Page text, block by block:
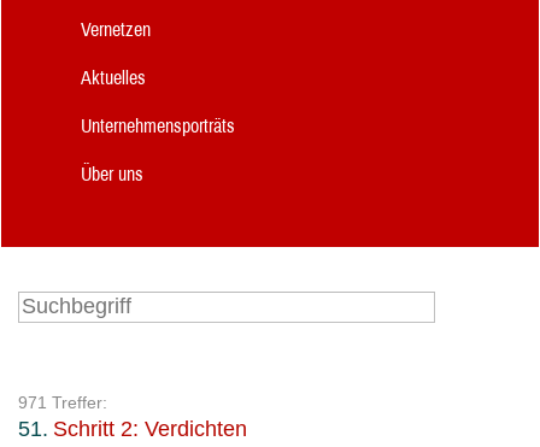
Vernetzen
Aktuelles
Unternehmensporträts
Über uns
971 Treffer:
51. Schritt 2: Verdichten